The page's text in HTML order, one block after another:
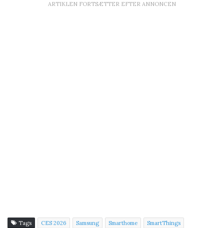
ARTIKLEN FORTSÆTTER EFTER ANNONCEN
Tags CES 2026 Samsung Smarthome SmartThings